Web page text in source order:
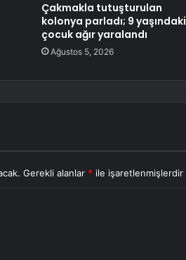
Çakmakla tutuşturulan
kolonya parladı; 9 yaşındaki
çocuk ağır yaralandı
Ağustos 5, 2026
Gerekli alanlar * ile işaretlenmişlerdir